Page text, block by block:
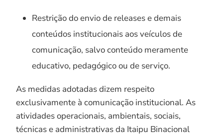
Restrição do envio de releases e demais
conteúdos institucionais aos veículos de
comunicação, salvo conteúdo meramente
educativo, pedagógico ou de serviço.
As medidas adotadas dizem respeito
exclusivamente à comunicação institucional. As
atividades operacionais, ambientais, sociais,
técnicas e administrativas da Itaipu Binacional